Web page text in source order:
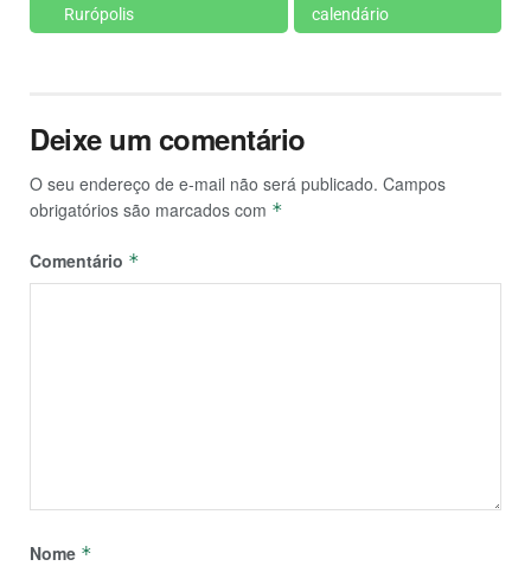
Rurópolis
calendário
Deixe um comentário
O seu endereço de e-mail não será publicado. Campos
obrigatórios são marcados com *
Comentário *
Nome *